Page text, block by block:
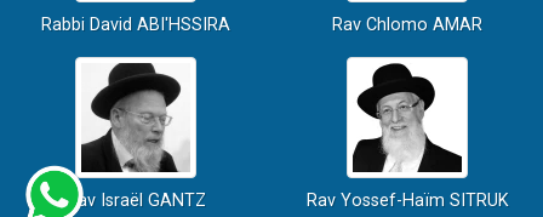
Rabbi David ABI'HSSIRA Rav Chlomo AMAR
Rav Israël GANTZ Rav Yossef-Haïm SITRUK